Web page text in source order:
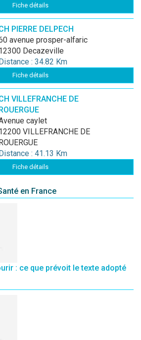
Fiche détails
PIERRE DELPECH
60 avenue prosper-alfaric
Decazeville
: 34.82 Km
Fiche détails
VILLEFRANCHE DE
avenue caylet
VILLEFRANCHE DE
: 41.13 Km
Fiche détails
en France
: ce que prévoit le texte adopté